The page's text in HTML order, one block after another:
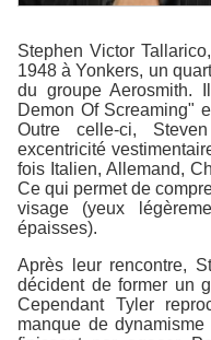
Stephen Victor
1948 à Yonkers, un
du groupe Aerosmith.
Demon Of Screaming"
Outre celle-ci,
excentricité
fois Italien, Allemand,
Ce qui permet de
visage (yeux
épaisses).
Après leur rencontre,
décident de former un
Cependant Tyler
manque de